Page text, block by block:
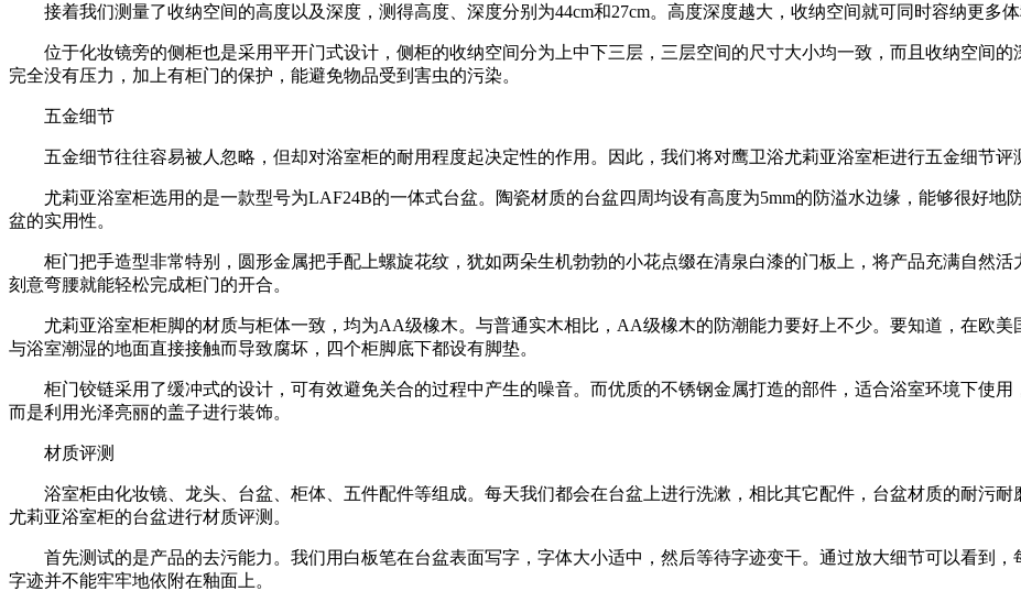
接着我们测量了收纳空间的高度以及深度，测得高度、深度分别为44cm和27cm。高度深度越大，收纳空间就可同时容纳更多体
位于化妆镜旁的侧柜也是采用平开门式设计，侧柜的收纳空间分为上中下三层，三层空间的尺寸大小均一致，而且收纳空间的
完全没有压力，加上有柜门的保护，能避免物品受到害虫的污染。
五金细节
五金细节往往容易被人忽略，但却对浴室柜的耐用程度起决定性的作用。因此，我们将对鹰卫浴尤莉亚浴室柜进行五金细节评
尤莉亚浴室柜选用的是一款型号为LAF24B的一体式台盆。陶瓷材质的台盆四周均设有高度为5mm的防溢水边缘，能够很好地
盆的实用性。
柜门把手造型非常特别，圆形金属把手配上螺旋花纹，犹如两朵生机勃勃的小花点缀在清泉白漆的门板上，将产品充满自然活
刻意弯腰就能轻松完成柜门的开合。
尤莉亚浴室柜柜脚的材质与柜体一致，均为AA级橡木。与普通实木相比，AA级橡木的防潮能力要好上不少。要知道，在欧美
与浴室潮湿的地面直接接触而导致腐坏，四个柜脚底下都设有脚垫。
柜门铰链采用了缓冲式的设计，可有效避免关合的过程中产生的噪音。而优质的不锈钢金属打造的部件，适合浴室环境下使用
而是利用光泽亮丽的盖子进行装饰。
材质评测
浴室柜由化妆镜、龙头、台盆、柜体、五件配件等组成。每天我们都会在台盆上进行洗漱，相比其它配件，台盆材质的耐污耐
尤莉亚浴室柜的台盆进行材质评测。
首先测试的是产品的去污能力。我们用白板笔在台盆表面写字，字体大小适中，然后等待字迹变干。通过放大细节可以看到，
字迹并不能牢牢地依附在釉面上。